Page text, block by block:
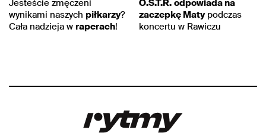
Jesteście zmęczeni
wynikami naszych piłkarzy?
Cała nadzieja w raperach!
O.S.T.R. odpowiada na
zaczepkę Matypodczas
koncertu w Rawiczu